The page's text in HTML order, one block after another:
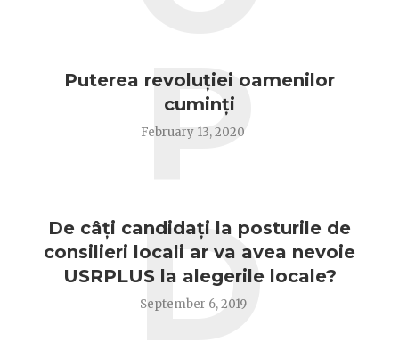
Puterea revoluției oamenilor
cuminți
February 13, 2020
P
De câți candidați la posturile de
consilieri locali ar va avea nevoie
USRPLUS la alegerile locale?
September 6, 2019
D